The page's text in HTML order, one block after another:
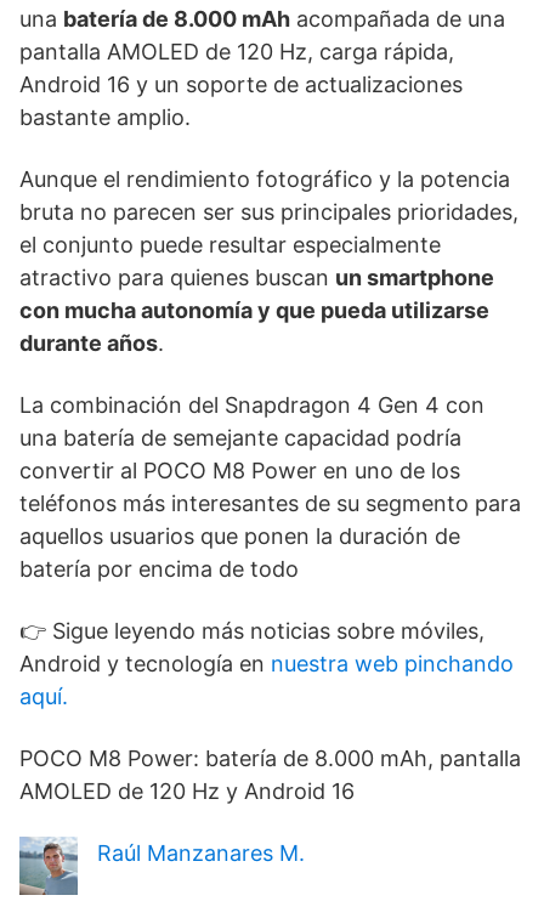
una batería de 8.000 mAh acompañada de una
pantalla AMOLED de 120 Hz, carga rápida,
Android 16 y un soporte de actualizaciones
bastante amplio.
Aunque el rendimiento fotográfico y la potencia
bruta no parecen ser sus principales prioridades,
el conjunto puede resultar especialmente
atractivo para quienes buscan un smartphone
con mucha autonomía y que pueda utilizarse
durante años.
La combinación del Snapdragon 4 Gen 4 con
una batería de semejante capacidad podría
convertir al POCO M8 Power en uno de los
teléfonos más interesantes de su segmento para
aquellos usuarios que ponen la duración de
batería por encima de todo
👉 Sigue leyendo más noticias sobre móviles,
Android y tecnología en nuestra web pinchando
aquí.
POCO M8 Power: batería de 8.000 mAh, pantalla
AMOLED de 120 Hz y Android 16
Raúl Manzanares M.